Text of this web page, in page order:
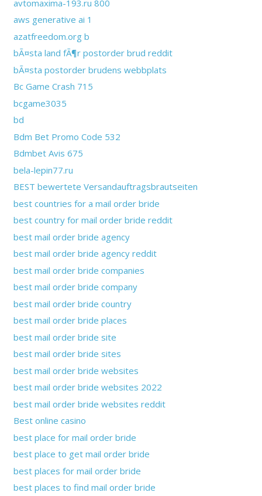
avtomaxima-193.ru 800
aws generative ai 1
azatfreedom.org b
bÃ¤sta land fÃ¶r postorder brud reddit
bÃ¤sta postorder brudens webbplats
Bc Game Crash 715
bcgame3035
bd
Bdm Bet Promo Code 532
Bdmbet Avis 675
bela-lepin77.ru
BEST bewertete Versandauftragsbrautseiten
best countries for a mail order bride
best country for mail order bride reddit
best mail order bride agency
best mail order bride agency reddit
best mail order bride companies
best mail order bride company
best mail order bride country
best mail order bride places
best mail order bride site
best mail order bride sites
best mail order bride websites
best mail order bride websites 2022
best mail order bride websites reddit
Best online casino
best place for mail order bride
best place to get mail order bride
best places for mail order bride
best places to find mail order bride